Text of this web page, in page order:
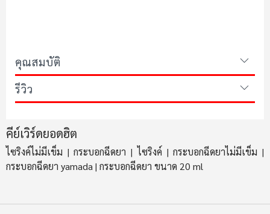
คุณสมบัติ
รีวิว
คีย์เวิร์ดยอดฮิต
ไซริงค์ไม่มีเข็ม |กระบอกฉีดยา |ไซริงค์ |กระบอกฉีดยาไม่มีเข็ม |
กระบอกฉีดยา yamada | กระบอกฉีดยา ขนาด 20 ml